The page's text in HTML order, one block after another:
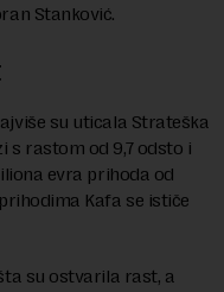
Stanković.
su uticala Strateška
s rastom od 9,7 odsto i
evra prihoda od
Kafa se ističe
su ostvarila rast, a